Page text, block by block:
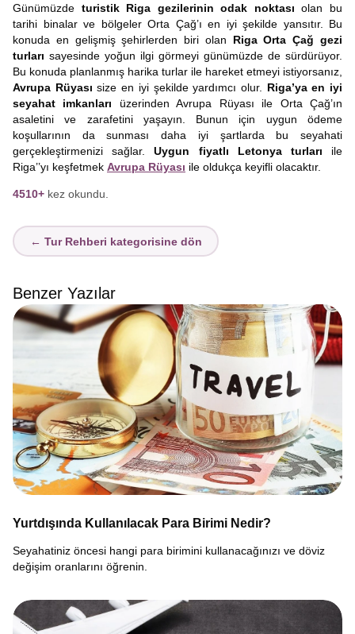
Günümüzde turistik Riga gezilerinin odak noktası olan bu
tarihi binalar ve bölgeler Orta Çağ’ı en iyi şekilde yansıtır. Bu
konuda en gelişmiş şehirlerden biri olan Riga Orta Çağ gezi
turları sayesinde yoğun ilgi görmeyi günümüzde de sürdürüyor.
Bu konuda planlanmış harika turlar ile hareket etmeyi istiyorsanız,
Avrupa Rüyası size en iyi şekilde yardımcı olur. Riga’ya en iyi
seyahat imkanları üzerinden Avrupa Rüyası ile Orta Çağ’ın
asaletini ve zarafetini yaşayın. Bunun için uygun ödeme
koşullarının da sunması daha iyi şartlarda bu seyahati
gerçekleştirmenizi sağlar.Uygun fiyatlı Letonya turları ile
Riga’’yı keşfetmek Avrupa Rüyası ile oldukça keyifli olacaktır.
4510+ kez okundu.
← Tur Rehberi kategorisine dön
Benzer Yazılar
Yurtdışında Kullanılacak Para Birimi Nedir?
Seyahatiniz öncesi hangi para birimini kullanacağınızı ve döviz
değişim oranlarını öğrenin.